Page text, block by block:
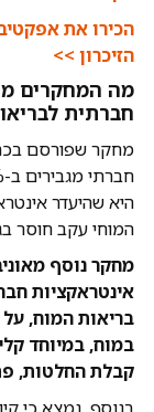
הכירו את
הזיכרון >>
מה המחקרים
חברתית
מחקר שפורסם
היא שהיעדר
המוחי עקב חוסר
מחקר נוסף
אינטראקציות
בריאות המוח, על
במוח, במיוחד
קבלת החלטות,
בנוסף, נמצא כי